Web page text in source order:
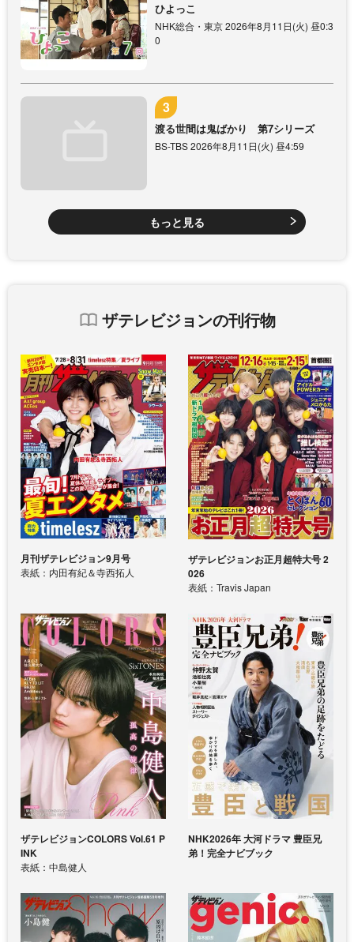
ひよっこ
NHK総合・東京 2026年8月11日(火) 昼0:3
0
渡る世間は鬼ばかり 第7シリーズ
BS-TBS 2026年8月11日(火) 昼4:59
もっと見る
ザテレビジョンの刊行物
月刊ザテレビジョン9月号
表紙：内田有紀＆寺西拓人
ザテレビジョンお正月超特大号 2
026
表紙：Travis Japan
ザテレビジョンCOLORS Vol.61 P
INK
表紙：中島健人
NHK2026年 大河ドラマ 豊臣兄
弟！完全ナビブック